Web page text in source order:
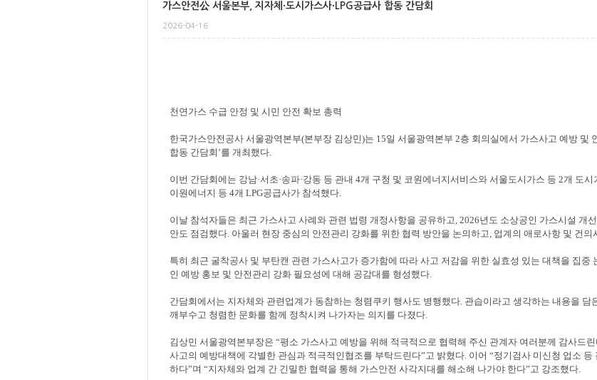
가스안전公 서울본부, 지자체·도시가스사·LPG공급사 합동 간담회
2026-04-16
천연가스 수급 안정 및 시민 안전 확보 총력
한국가스안전공사 서울광역본부(본부장 김상민)는 15일 서울광역본부 2층 회의실에서 가스사고 예방 및
합동 간담회 ’를 개최했다.
이번 간담회에는 강남·서초·송파·강동 등 관내 4개 구청 및 코원에너지서비스와 서울도시가스 등 2개 도시
이원에너지 등 4개 LPG공급사가 참석했다.
이날 참석자들은 최근 가스사고 사례와 관련 법령 개정사항을 공유하고, 2026년도 소상공인 가스시설 개
안도 점검했다. 아울러 현장 중심의 안전관리 강화를 위한 협력 방안을 논의하고, 업계의 애로사항 및 건
특히 최근 굴착공사 및 부탄캔 관련 가스사고가 증가함에 따라 사고 저감을 위한 실효성 있는 대책을 집중
인 예방 홍보 및 안전관리 강화 필요성에 대해 공감대를 형성했다.
간담회에서는 지자체와 관련업계가 동참하는 청렴쿠키 행사도 병행했다. 관습이라고 생각하는 내용을 담
깨부수고 청렴한 문화를 함께 정착시켜 나가자는 의지를 다졌다.
김상민 서울광역본부장은 “평소 가스사고 예방을 위해 적극적으로 협력해 주신 관계자 여러분께 감사드
사고의 예방대책에 각별한 관심과 적극적인협조를 부탁드린다”고 밝혔다. 이어 “정기검사 미신청 업소 등
하다”며 “지자체와 업계 간 긴밀한 협력을 통해 가스안전 사각지대를 해소해 나가야 한다”고 강조했다.